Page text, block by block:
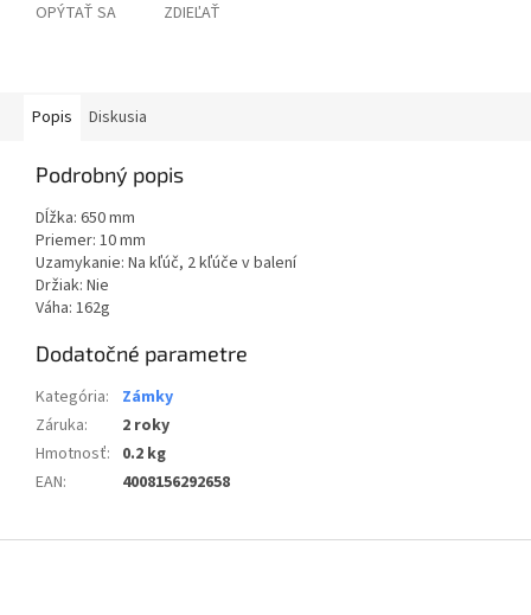
OPÝTAŤ SA ZDIEĽAŤ
Popis Diskusia
Podrobný popis
Dĺžka: 650 mm
Priemer: 10 mm
Uzamykanie: Na kľúč, 2 kľúče v balení
Držiak: Nie
Váha: 162g
Dodatočné parametre
Kategória:
Zámky
Záruka:
2 roky
Hmotnosť: 0.2 kg
EAN: 4008156292658